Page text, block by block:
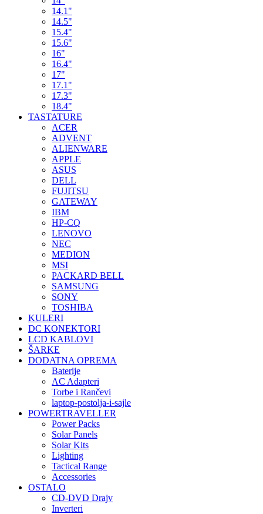
14.1"
14.5"
15.4"
15.6"
16"
16.4"
17"
17.1"
17.3"
18.4"
TASTATURE
ACER
ADVENT
ALIENWARE
APPLE
ASUS
DELL
FUJITSU
GATEWAY
IBM
HP-CQ
LENOVO
NEC
MEDION
MSI
PACKARD BELL
SAMSUNG
SONY
TOSHIBA
KULERI
DC KONEKTORI
LCD KABLOVI
ŠARKE
DODATNA OPREMA
Baterije
AC Adapteri
Torbe i Rančevi
laptop-postolja-i-sajle
POWERTRAVELLER
Power Packs
Solar Panels
Solar Kits
Lighting
Tactical Range
Accessories
OSTALO
CD-DVD Drajv
Inverteri